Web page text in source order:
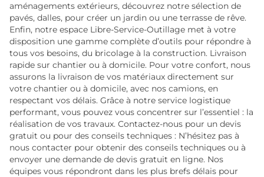
aménagements extérieurs, découvrez notre sélection de
pavés, dalles, pour créer un jardin ou une terrasse de rêve.
Enfin, notre espace Libre-Service-Outillage met à votre
disposition une gamme complète d’outils pour répondre à
tous vos besoins, du bricolage à la construction. Livraison
rapide sur chantier ou à domicile. Pour votre confort, nous
assurons la livraison de vos matériaux directement sur
votre chantier ou à domicile, avec nos camions, en
respectant vos délais. Grâce à notre service logistique
performant, vous pouvez vous concentrer sur l’essentiel : la
réalisation de vos travaux. Contactez-nous pour un devis
gratuit ou pour des conseils techniques : N’hésitez pas à
nous contacter pour obtenir des conseils techniques ou à
envoyer une demande de devis gratuit en ligne. Nos
équipes vous répondront dans les plus brefs délais pour